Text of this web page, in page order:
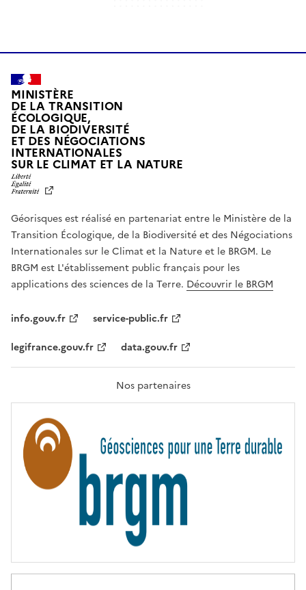
MINISTÈRE
DE LA TRANSITION
ÉCOLOGIQUE,
DE LA BIODIVERSITÉ
ET DES NÉGOCIATIONS
INTERNATIONALES
SUR LE CLIMAT ET LA NATUREL
T
É
,
É
G
A
L
F
A
T
R
T
É
Géorisques est réalisé en partenariat entre le Ministère de la
Transition Écologique, de la Biodiversité et des Négociations
Internationales sur le Climat et la Nature et le BRGM. Le
BRGM est L'établissement public français pour les
applications des sciences de la Terre. Découvrir le BRGM
info.gouv.fr
service-public.fr
legifrance.gouv.fr
data.gouv.fr
Nos partenaires